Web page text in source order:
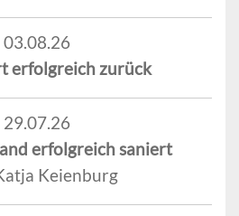
03.08.26
erfolgreich zurück
29.07.26
erfolgreich saniert
Keienburg